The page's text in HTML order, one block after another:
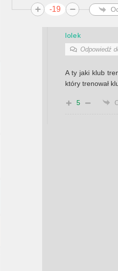
-19
lolek
Odpowiedź
A ty jaki klub
który trenował
5